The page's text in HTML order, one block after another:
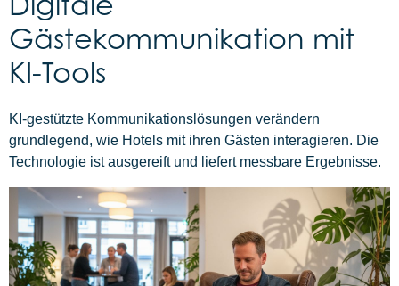
Gästekommunikation mit
KI-Tools
KI-gestützte Kommunikationslösungen verändern
grundlegend, wie Hotels mit ihren Gästen interagieren. Die
Technologie ist ausgereift und liefert messbare Ergebnisse.